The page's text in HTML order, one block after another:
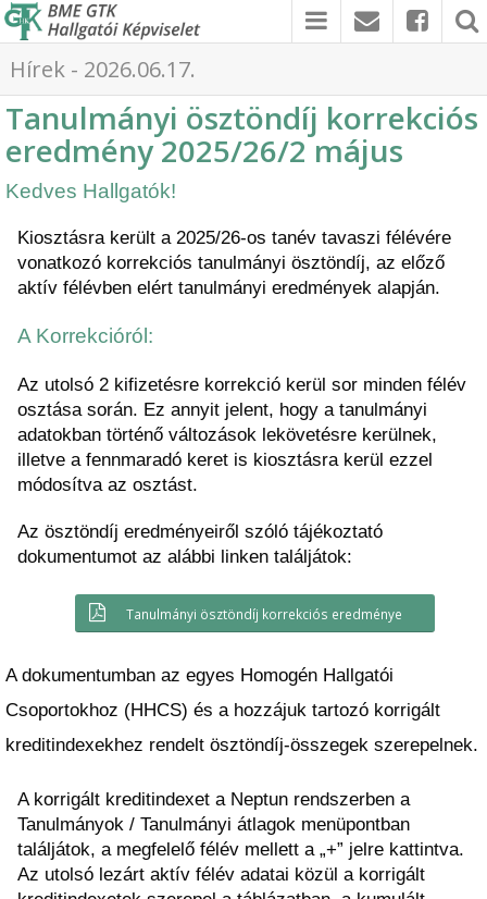
Hírek - 2026.06.17.
Tanulmányi ösztöndíj korrekciós
eredmény 2025/26/2 május
Kedves Hallgatók!
Kiosztásra került a 2025/26-os tanév tavaszi félévére
vonatkozó korrekciós tanulmányi ösztöndíj, az előző
aktív félévben elért tanulmányi eredmények alapján.
A Korrekcióról:
Az utolsó 2 kifizetésre korrekció kerül sor minden félév
osztása során. Ez annyit jelent, hogy a tanulmányi
adatokban történő változások lekövetésre kerülnek,
illetve a fennmaradó keret is kiosztásra kerül ezzel
módosítva az osztást.
Az ösztöndíj eredményeiről szóló tájékoztató
dokumentumot az alábbi linken találjátok:
Tanulmányi ösztöndíj korrekciós eredménye
A dokumentumban az egyes Homogén Hallgatói
Csoportokhoz (HHCS) és a hozzájuk tartozó korrigált
kreditindexekhez rendelt ösztöndíj-összegek szerepelnek.
A korrigált kreditindexet a Neptun rendszerben a
Tanulmányok / Tanulmányi átlagok menüpontban
találjátok, a megfelelő félév mellett a „+” jelre kattintva.
Az utolsó lezárt aktív félév adatai közül a korrigált